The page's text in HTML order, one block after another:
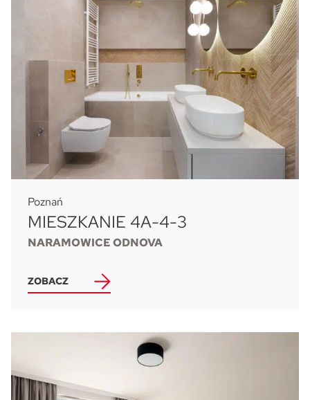
Poznań
MIESZKANIE 4A-4-3
NARAMOWICE ODNOVA
ZOBACZ